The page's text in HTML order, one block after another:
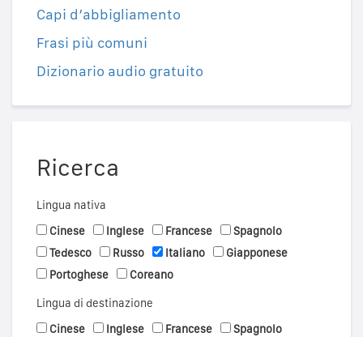
Capi d’abbigliamento
Frasi più comuni
Dizionario audio gratuito
Ricerca
Lingua nativa
Cinese
Inglese Francese
Spagnolo
Tedesco
Russo Italiano
Giapponese
Portoghese
Coreano
Lingua di destinazione
Cinese
Inglese Francese
Spagnolo